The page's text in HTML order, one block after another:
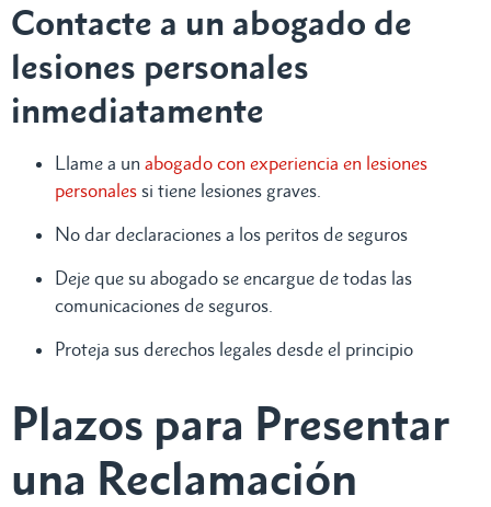
Contacte a un abogado de
lesiones personales
inmediatamente
Llame a un abogado con experiencia en lesiones
personales si tiene lesiones graves.
No dar declaraciones a los peritos de seguros
Deje que su abogado se encargue de todas las
comunicaciones de seguros.
Proteja sus derechos legales desde el principio
Plazos para Presentar
una Reclamación